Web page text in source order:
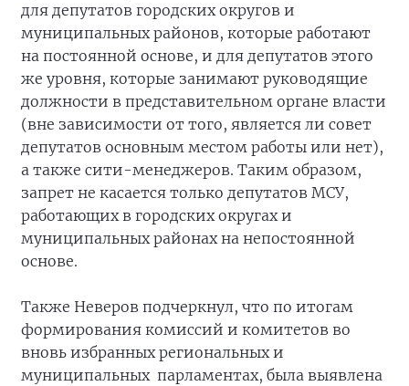
для депутатов городских округов и
муниципальных районов, которые работают
на постоянной основе, и для депутатов этого
же уровня, которые занимают руководящие
должности в представительном органе власти
(вне зависимости от того, является ли совет
депутатов основным местом работы или нет),
а также сити-менеджеров. Таким образом,
запрет не касается только депутатов МСУ,
работающих в городских округах и
муниципальных районах на непостоянной
основе.
Также Неверов подчеркнул, что по итогам
формирования комиссий и комитетов во
вновь избранных региональных и
муниципальных парламентах, была выявлена